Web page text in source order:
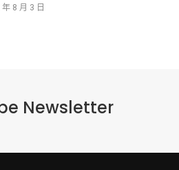
8 月 3 日
Newsletter